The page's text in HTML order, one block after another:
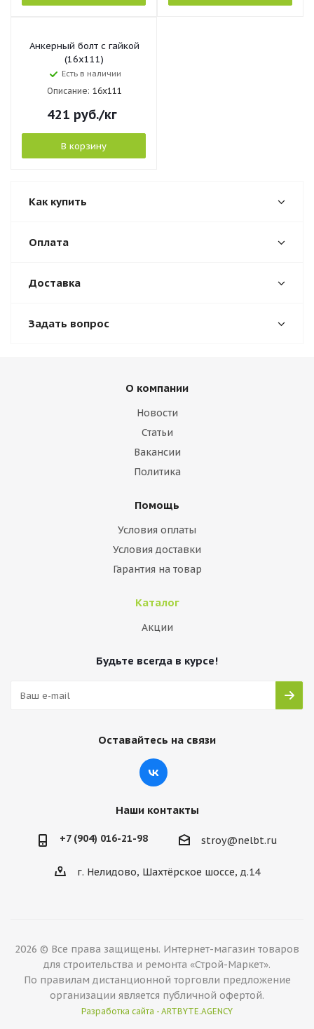
Анкерный болт с гайкой
(16х111)
Есть в наличии
Описание: 16х111
421 руб./кг
В корзину
Как купить
Оплата
Доставка
Задать вопрос
О компании
Новости
Статьи
Вакансии
Политика
Помощь
Условия оплаты
Условия доставки
Гарантия на товар
Каталог
Акции
Будьте всегда в курсе!
Оставайтесь на связи
Наши контакты
+7 (904) 016-21-98 stroy@nelbt.ru
г. Нелидово, Шахтёрское шоссе, д.14
2026 © Все права защищены. Интернет-магазин товаров
для строительства и ремонта «Строй-Маркет».
По правилам дистанционной торговли предложение
организации является публичной офертой.
Разработка сайта - ARTBYTE.AGENCY